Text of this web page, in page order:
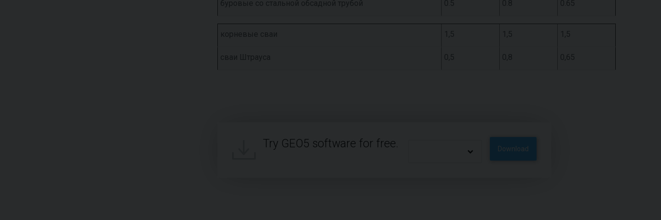
буровые со стальной обсадной трубой 0.5 0.8 0.65
корневые сваи 1,5 1,5 1,5
сваи Штрауса 0,5 0,8 0,65
Try GEO5 software for free. Download